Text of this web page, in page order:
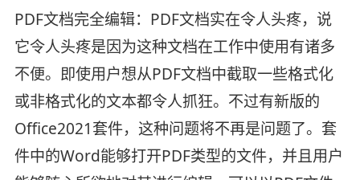
PDF文档完全编辑：PDF文档实在令人头疼，说
它令人头疼是因为这种文档在工作中使用有诸多
不便。即使用户想从PDF文档中截取一些格式化
或非格式化的文本都令人抓狂。不过有新版的
Office2021套件，这种问题将不再是问题了。套
件中的Word能够打开PDF类型的文件，并且用户